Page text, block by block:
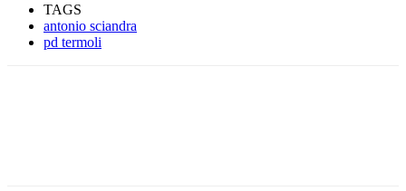
TAGS
antonio sciandra
pd termoli